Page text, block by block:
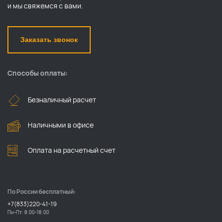
и мы свяжемся с вами.
Заказать звонок
Способы оплаты:
Безналичный расчет
Наличными в офисе
Оплата на расчетный счет
По России бесплатный:
+7(833)220-41-19
Пн-Пт: 8.00-18.00